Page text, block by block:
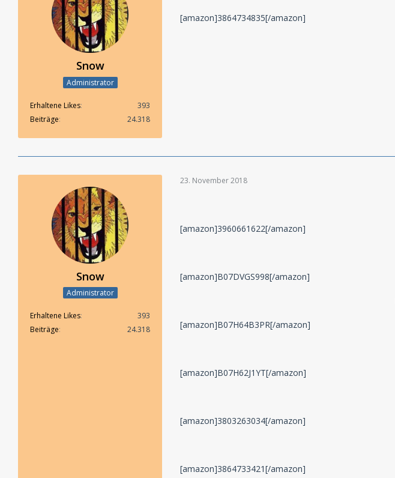
Snow
Administrator
Erhaltene Likes
393
Beiträge
24.318
[amazon]3864734835[/amazon]
Snow
Administrator
Erhaltene Likes
393
Beiträge
24.318
23. November 2018
[amazon]3960661622[/amazon]
[amazon]B07DVGS998[/amazon]
[amazon]B07H64B3PR[/amazon]
[amazon]B07H62J1YT[/amazon]
[amazon]3803263034[/amazon]
[amazon]3864733421[/amazon]